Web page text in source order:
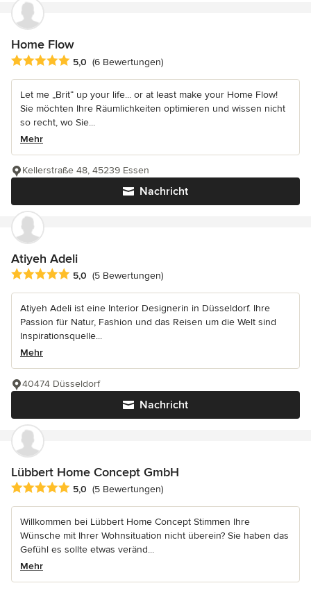
Home Flow
Durchschnittliche Bewertung: 5 von 5 Sternen
5,0 (6 Bewertungen)
Let me „Brit“ up your life... or at least make your Home Flow!
Sie möchten Ihre Räumlichkeiten optimieren und wissen nicht
so recht, wo Sie...
Mehr
Nachricht
Kellerstraße 48, 45239 Essen
Atiyeh Adeli
Durchschnittliche Bewertung: 5 von 5 Sternen
5,0 (5 Bewertungen)
Atiyeh Adeli ist eine Interior Designerin in Düsseldorf. Ihre
Passion für Natur, Fashion und das Reisen um die Welt sind
Inspirationsquelle...
Mehr
Nachricht
40474 Düsseldorf
Lübbert Home Concept GmbH
Durchschnittliche Bewertung: 5 von 5 Sternen
5,0 (5 Bewertungen)
Willkommen bei Lübbert Home Concept Stimmen Ihre
Wünsche mit Ihrer Wohnsituation nicht überein? Sie haben das
Gefühl es sollte etwas veränd...
Mehr